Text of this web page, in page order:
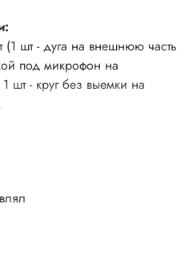
(1 шт - дуга на внешнюю часть
под микрофон на
шт - круг без выемки на
блок),